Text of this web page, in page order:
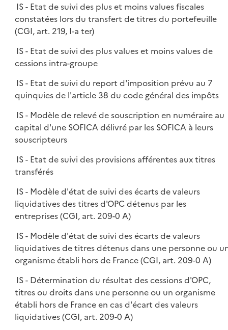
IS - Etat de suivi des plus et moins values fiscales
constatées lors du transfert de titres du portefeuille
(CGI, art. 219, I-a ter)
IS - Etat de suivi des plus values et moins values de
cessions intra-groupe
IS - Etat de suivi du report d'imposition prévu au 7
quinquies de l'article 38 du code général des impôts
IS - Modèle de relevé de souscription en numéraire au
capital d'une SOFICA délivré par les SOFICA à leurs
souscripteurs
IS - Etat de suivi des provisions afférentes aux titres
transférés
IS - Modèle d'état de suivi des écarts de valeurs
liquidatives des titres d'OPC détenus par les
entreprises (CGI, art. 209-0 A)
IS - Modèle d'état de suivi des écarts de valeurs
liquidatives de titres détenus dans une personne ou
organisme établi hors de France (CGI, art. 209-0 A)
IS - Détermination du résultat des cessions d'OPC,
titres ou droits dans une personne ou un organisme
établi hors de France en cas d'écart des valeurs
liquidatives (CGI, art. 209-0 A)